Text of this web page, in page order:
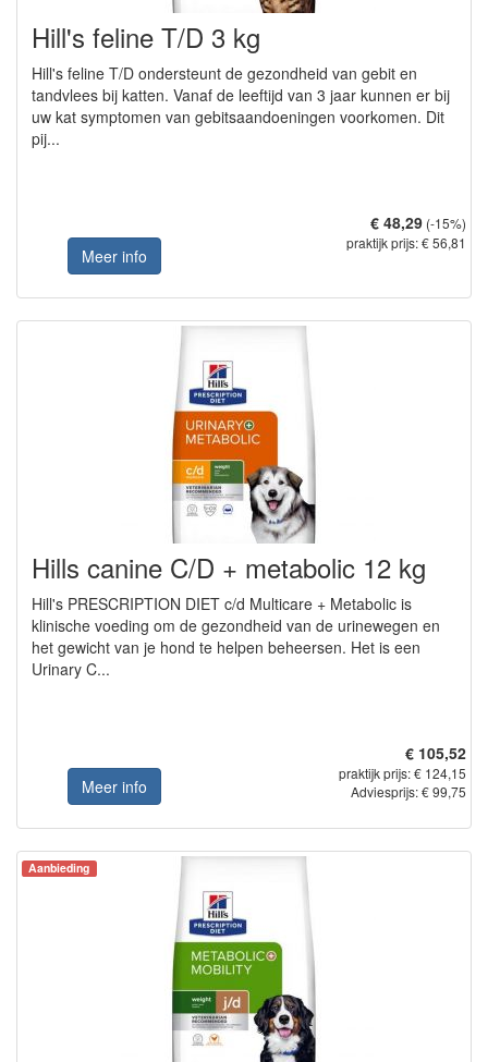
Hill's feline T/D 3 kg
Hill's feline T/D ondersteunt de gezondheid van gebit en
tandvlees bij katten. Vanaf de leeftijd van 3 jaar kunnen er bij
uw kat symptomen van gebitsaandoeningen voorkomen. Dit
pij...
Meer info
€ 48,29 (-15%)
praktijk prijs: € 56,81
Hills canine C/D + metabolic 12 kg
Hill's PRESCRIPTION DIET c/d Multicare + Metabolic is
klinische voeding om de gezondheid van de urinewegen en
het gewicht van je hond te helpen beheersen. Het is een
Urinary C...
Meer info
€ 105,52
praktijk prijs: € 124,15
Adviesprijs: € 99,75
Aanbieding